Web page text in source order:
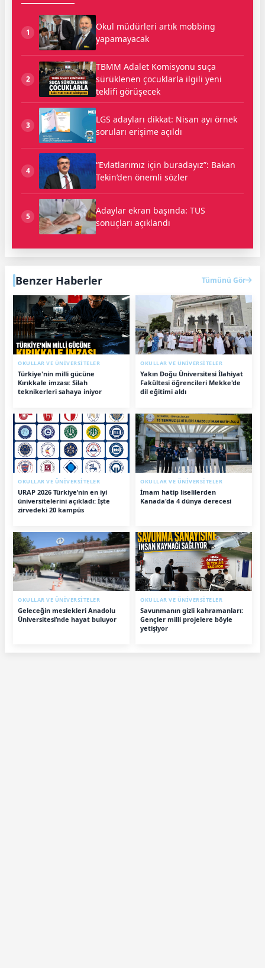
1
Okul müdürleri artık mobbing
yapamayacak
2
TBMM Adalet Komisyonu suça
sürüklenen çocuklarla ilgili yeni
teklifi görüşecek
3
LGS adayları dikkat: Nisan ayı örnek
soruları erişime açıldı
4
“Evlatlarımız için buradayız”: Bakan
Tekin’den önemli sözler
5
Adaylar ekran başında: TUS
sonuçları açıklandı
Benzer Haberler Tümünü Gör
OKULLAR VE ÜNİVERSİTELER
Türkiye'nin milli gücüne
Kırıkkale imzası: Silah
teknikerleri sahaya iniyor
OKULLAR VE ÜNİVERSİTELER
Yakın Doğu Üniversitesi İlahiyat
Fakültesi öğrencileri Mekke'de
dil eğitimi aldı
OKULLAR VE ÜNİVERSİTELER
URAP 2026 Türkiye’nin en iyi
üniversitelerini açıkladı: İşte
zirvedeki 20 kampüs
OKULLAR VE ÜNİVERSİTELER
İmam hatip liselilerden
Kanada'da 4 dünya derecesi
OKULLAR VE ÜNİVERSİTELER
Geleceğin meslekleri Anadolu
Üniversitesi’nde hayat buluyor
OKULLAR VE ÜNİVERSİTELER
Savunmanın gizli kahramanları:
Gençler milli projelere böyle
yetişiyor